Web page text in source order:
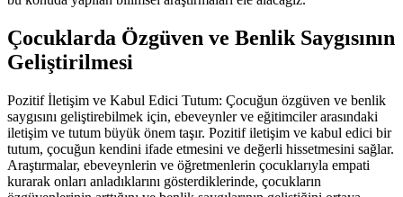
Çocuklarda Özgüven ve Benlik Saygısının
Geliştirilmesi
Pozitif İletişim ve Kabul Edici Tutum: Çocuğun özgüven ve benlik
saygısını geliştirebilmek için, ebeveynler ve eğitimciler arasındaki
iletişim ve tutum büyük önem taşır. Pozitif iletişim ve kabul edici bir
tutum, çocuğun kendini ifade etmesini ve değerli hissetmesini sağlar.
Araştırmalar, ebeveynlerin ve öğretmenlerin çocuklarıyla empati
kurarak onları anladıklarını gösterdiklerinde, çocukların